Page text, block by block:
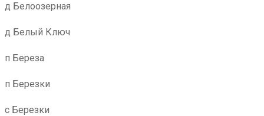
д Белоозерная
д Белый Ключ
п Береза
п Березки
с Березки